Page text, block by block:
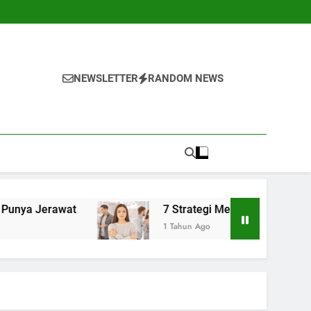
NEWSLETTER RANDOM NEWS
7 Strategi Mengelola Kecemasan Sosial
1 Tahun Ago